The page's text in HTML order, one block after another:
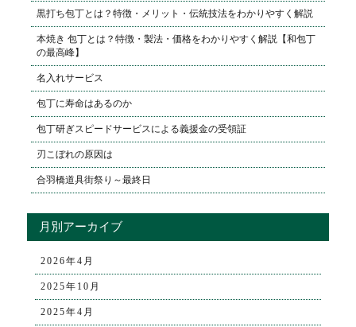
黒打ち包丁とは？特徴・メリット・伝統技法をわかりやすく解説
本焼き 包丁とは？特徴・製法・価格をわかりやすく解説【和包丁
の最高峰】
名入れサービス
包丁に寿命はあるのか
包丁研ぎスピードサービスによる義援金の受領証
刃こぼれの原因は
合羽橋道具街祭り～最終日
月別アーカイブ
2026年4月
2025年10月
2025年4月